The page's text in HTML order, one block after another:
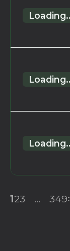
123 ... 349